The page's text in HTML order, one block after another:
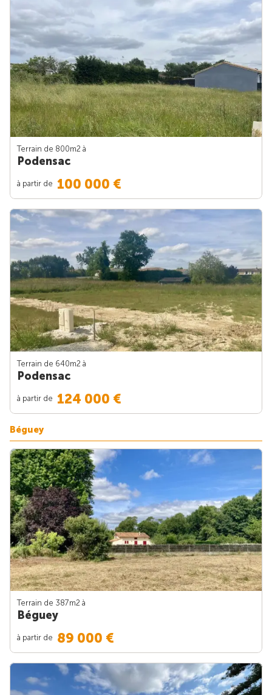
Terrain de 800m2 à
Podensac
à partir de 100 000 €
Terrain de 640m2 à
Podensac
à partir de 124 000 €
Béguey
Terrain de 387m2 à
Béguey
à partir de 89 000 €